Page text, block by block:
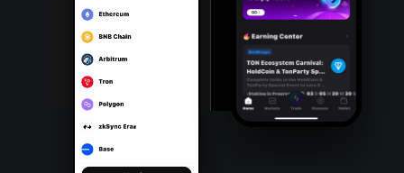
Português (Portugal)
Bahasa Indonesia
Português (Brasil)